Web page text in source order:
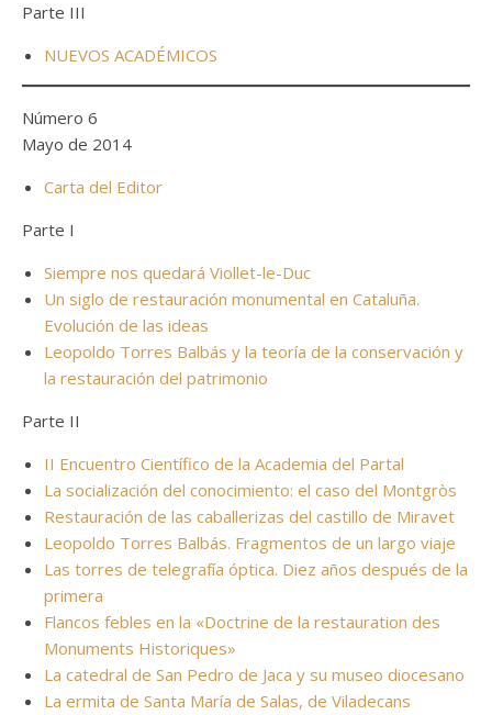
Parte III
NUEVOS ACADÉMICOS
Número 6
Mayo de 2014
Carta del Editor
Parte I
Siempre nos quedará Viollet-le-Duc
Un siglo de restauración monumental en Cataluña.
Evolución de las ideas
Leopoldo Torres Balbás y la teoría de la conservación y
la restauración del patrimonio
Parte II
II Encuentro Científico de la Academia del Partal
La socialización del conocimiento: el caso del Montgròs
Restauración de las caballerizas del castillo de Miravet
Leopoldo Torres Balbás. Fragmentos de un largo viaje
Las torres de telegrafía óptica. Diez años después de la
primera
Flancos febles en la «Doctrine de la restauration des
Monuments Historiques»
La catedral de San Pedro de Jaca y su museo diocesano
La ermita de Santa María de Salas, de Viladecans